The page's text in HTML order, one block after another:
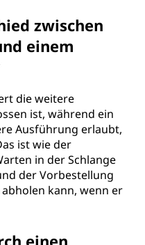
zwischen
einem
die weitere
ist, während ein
Ausführung erlaubt,
ist wie der
in der Schlange
der Vorbestellung
kann, wenn er
einen